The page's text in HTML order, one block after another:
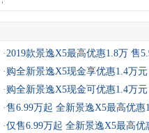
·2019款景逸X5最高优惠1.8万 售
· 购全新景逸X5现金享优惠1.4万
· 购全新景逸X5现金可优惠1.4万
·售6.99万起 全新景逸X5最高优惠
·仅售6.99万起 全新景逸X5最高优